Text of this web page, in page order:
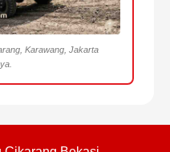
Karawang, Jakarta